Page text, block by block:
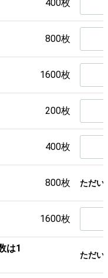
400枚
800枚
1600枚
200枚
400枚
800枚 ただい
1600枚
は1
ただい